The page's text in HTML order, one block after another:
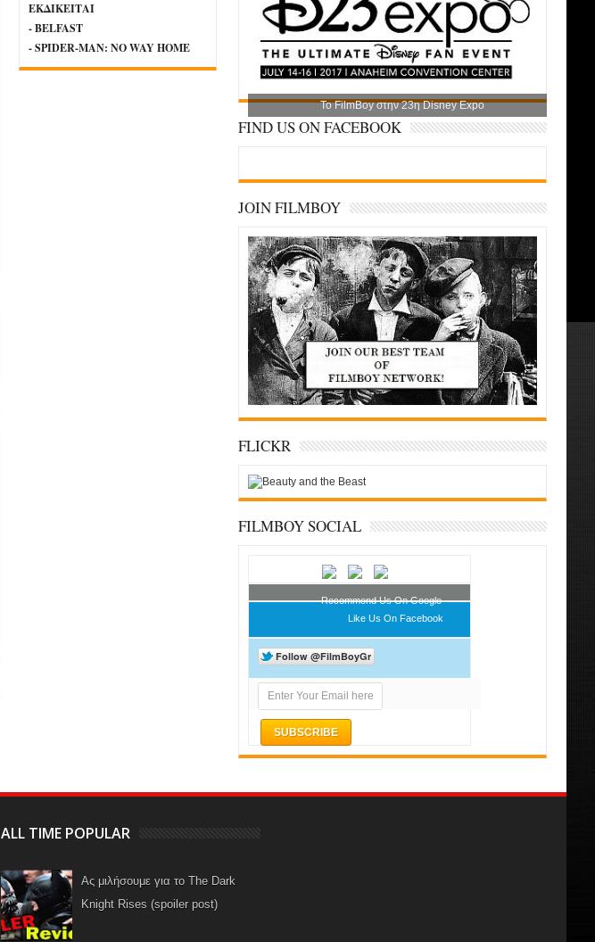
Το FilmBoy στην 23η Disney Expo
FIND US ON FACEBOOK
JOIN FILMBOY
FLICKR
FILMBOY SOCIAL
Recommend Us On Google
Like Us On Facebook
ΕΚΔΙΚΕΙΤΑΙ
- BELFAST
- SPIDER-MAN: NO WAY HOME
ALL TIME POPULAR
Ας μιλήσουμε για το The Dark
Knight Rises (spoiler post)